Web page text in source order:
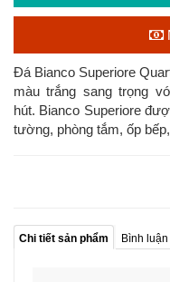
Đá Bianco Superiore
màu trắng sang trọng
hút. Bianco Superiore
tường, phòng tắm, ốp
Chi tiết sản phẩm Bình luận